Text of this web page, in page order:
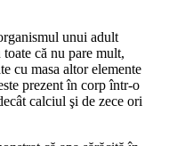
unui adult
că nu pare mult,
cu masa altor elemente
prezent în corp într-o
calciul şi de zece ori